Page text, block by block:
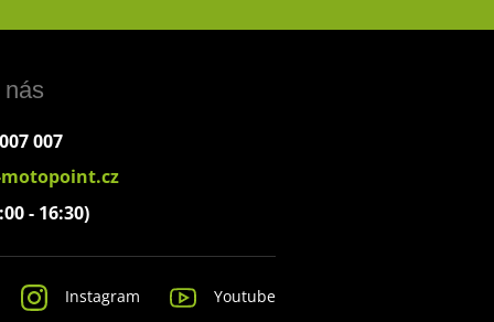
007
- 16:30)
Instagram Youtube